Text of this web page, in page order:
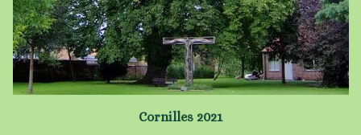
Cornilles 2021